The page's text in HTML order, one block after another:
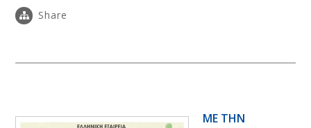
Share
ΜΕ ΤΗΝ